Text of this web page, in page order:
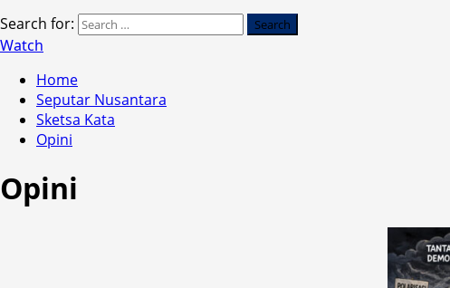
Search for:
Watch
Home
Seputar Nusantara
Sketsa Kata
Opini
Opini